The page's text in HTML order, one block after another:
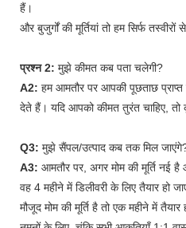
हैं।
और बुजुर्गों की मूर्तियां तो हम सिर्फ
प्रश्न 2: मुझे कीमत कब पता चलेगी?
A2: हम आमतौर पर आपकी पूछताछ
देते हैं। यदि आपको कीमत तुरंत चाहिए,
Q3: मुझे सैंपल/उत्पाद कब तक मिल
A3: आमतौर पर, अगर मोम की मूर्ति नई है
वह 4 महीने में डिलीवरी के लिए तैयार हो
मौजूद मोम की मूर्ति है तो एक महीने में तैयार